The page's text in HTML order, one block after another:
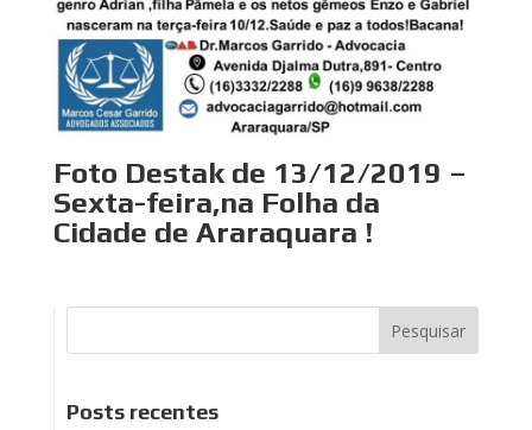
Foto Destak de 13/12/2019 –
Sexta-feira,na Folha da
Cidade de Araraquara !
Posts recentes